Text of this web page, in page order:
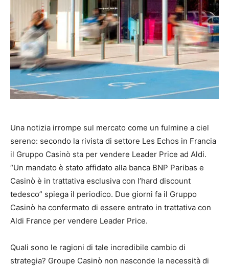
Una notizia irrompe sul mercato come un fulmine a ciel
sereno: secondo la rivista di settore Les Echos in Francia
il Gruppo Casinò sta per vendere Leader Price ad Aldi.
“Un mandato è stato affidato alla banca BNP Paribas e
Casinò è in trattativa esclusiva con l’hard discount
tedesco” spiega il periodico. Due giorni fa il Gruppo
Casinò ha confermato di essere entrato in trattativa con
Aldi France per vendere Leader Price.
Quali sono le ragioni di tale incredibile cambio di
strategia? Groupe Casinò non nasconde la necessità di